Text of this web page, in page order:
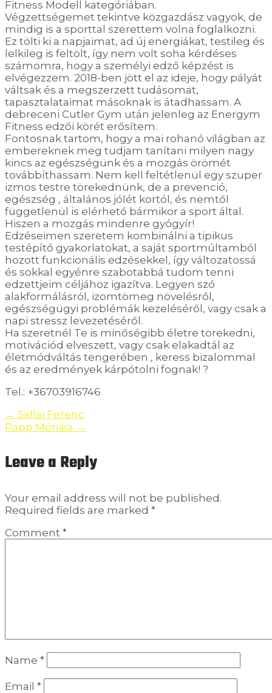
Fitness Modell kategóriában.
Végzettségemet tekintve közgazdász vagyok, de
mindig is a sporttal szerettem volna foglalkozni.
Ez tölti ki a napjaimat, ad új energiákat, testileg és
lelkileg is feltölt, így nem volt soha kérdéses
számomra, hogy a személyi edző képzést is
elvégezzem. 2018-ben jött el az ideje, hogy pályát
váltsak és a megszerzett tudásomat,
tapasztalataimat másoknak is átadhassam. A
debreceni Cutler Gym után jelenleg az Energym
Fitness edzői körét erősítem.
Fontosnak tartom, hogy a mai rohanó világban az
embereknek meg tudjam tanítani milyen nagy
kincs az egészségünk és a mozgás örömét
továbbíthassam. Nem kell feltétlenül egy szuper
izmos testre törekednünk, de a prevenció,
egészség , általános jólét kortól, és nemtől
függetlenül is elérhető bármikor a sport által.
Hiszen a mozgás mindenre gyógyír!
Edzéseimen szeretem kombinálni a tipikus
testépítő gyakorlatokat, a saját sportmúltamból
hozott funkcionális edzésekkel, így változatossá
és sokkal egyénre szabotabbá tudom tenni
edzettjeim céljához igazítva. Legyen szó
alakformálásról, izomtömeg növelésről,
egészségügyi problémák kezeléséről, vagy csak a
napi stressz levezetéséről.
Ha szeretnél Te is minőségibb életre törekedni,
motivációd elveszett, vagy csak elakadtál az
életmódváltás tengerében , keress bizalommal
és az eredmények kárpótolni fognak! ?
Tel.: +36703916746
Post
navigation
← Sallai Ferenc
Papp Mónika →
Leave a Reply
Your email address will not be published.
Required fields are marked *
Comment *
Name *
Email *